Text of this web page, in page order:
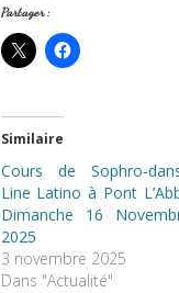
Partager :
Similaire
Cours de Sophro-
Line Latino à Pont
Dimanche 16
2025
3 novembre 2025
Dans "Actualité"